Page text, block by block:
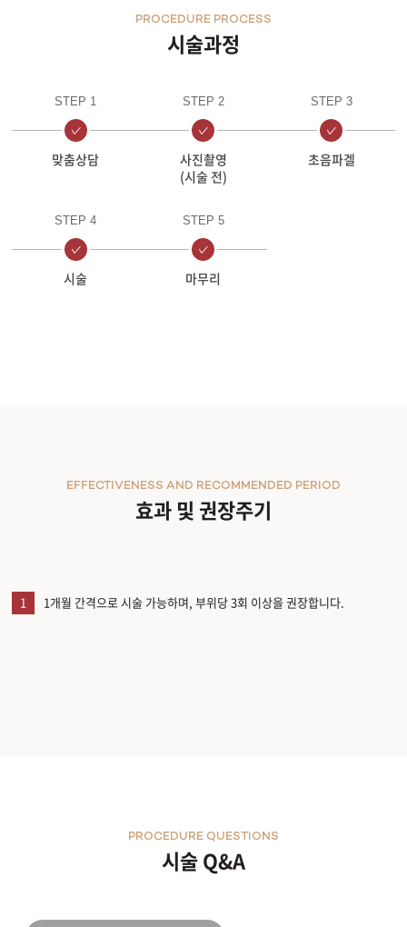
시술과정
PROCEDURE PROCESS
STEP 1
맞춤상담
STEP 2
사진촬영
(시술 전)
STEP 3
초음파겔
STEP 4
시술
STEP 5
마무리
효과 및 권장주기
EFFECTIVENESS AND RECOMMENDED PERIOD
1 1개월 간격으로 시술 가능하며, 부위당 3회 이상을 권장합니다.
시술 Q&A
PROCEDURE QUESTIONS